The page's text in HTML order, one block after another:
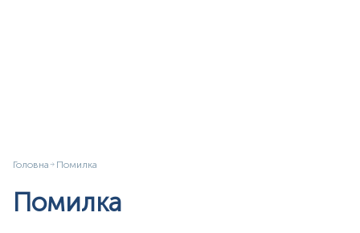
Головна Помилка
Помилка